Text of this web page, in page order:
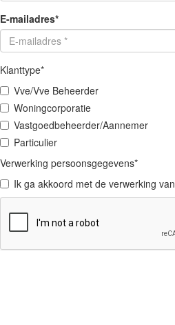
E-mailadres*
Klanttype*
Vve/Vve Beheerder
Woningcorporatie
Vastgoedbeheerder/Aannemer
Particulier
Verwerking persoonsgegevens*
Ik ga akkoord met de verwerking van